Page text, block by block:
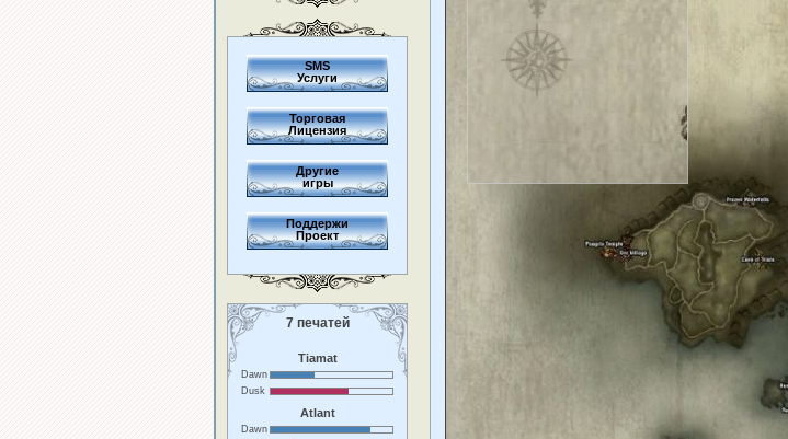
SMS
Услуги
Торговая
Лицензия
Другие
игры
Поддержи
Проект
7 печатей
Tiamat
Dawn
Dusk
Atlant
Dawn